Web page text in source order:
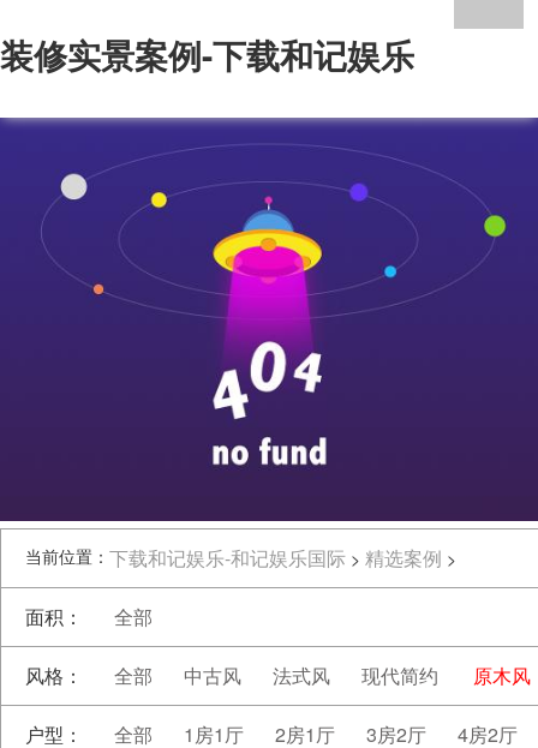
装修实景案例-下载和记娱乐
当前位置： 下载和记娱乐-和记娱乐国际 > 精选案例 >
面积： 全部
风格： 全部 中古风 法式风 现代简约 原木风
户型： 全部 1房1厅 2房1厅 3房2厅 4房2厅